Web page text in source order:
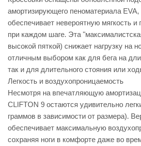
амортизирующего пеноматериала EVA,
обеспечивает невероятную мягкость
при каждом шаге. Эта
высокой пяткой) снижает нагрузку на
отличным выбором как для бега на
так и для длительного стояния или
Легкость и воздухопроницаемость
Несмотря на впечатляющую
CLIFTON 9 остаются удивительно
граммов в зависимости от размера).
обеспечивает максимальную
сохраняя ноги в комфорте даже во